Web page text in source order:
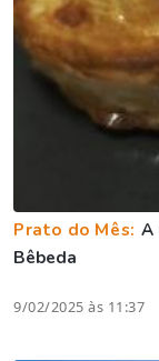
Prato do Mês: A
Bêbeda
9/02/2025 às 11:37